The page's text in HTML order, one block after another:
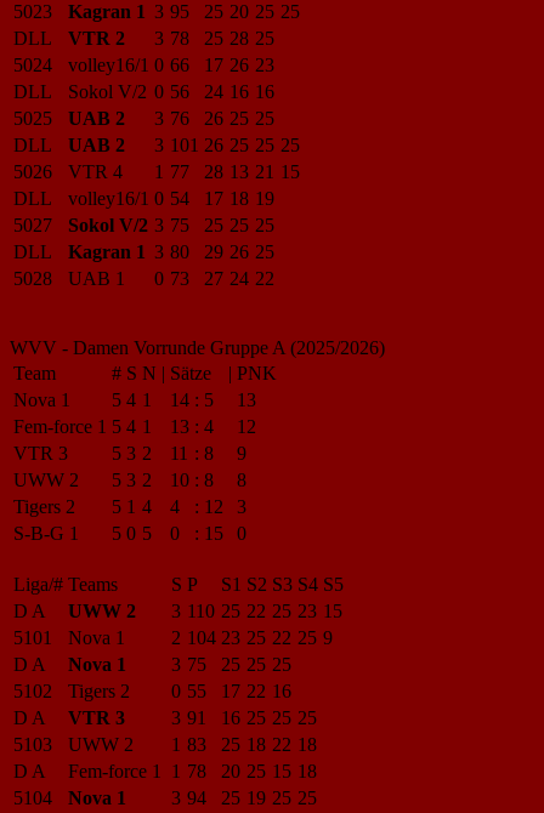
5023
Kagran 1 3 95 25 20 25 25
DLL
VTR 2 3 78 25 28 25
5024
volley16/1 0 66 17 26 23
DLL
Sokol V/2 0 56 24 16 16
5025
UAB 2 3 76 26 25 25
DLL
UAB 2 3 101 26 25 25 25
5026
VTR 4 1 77 28 13 21 15
DLL
volley16/1 0 54 17 18 19
5027
Sokol V/2 3 75 25 25 25
DLL
Kagran 1 3 80 29 26 25
5028
UAB 1 0 73 27 24 22
WVV - Damen Vorrunde Gruppe A (2025/2026)
Team
# S N | Sätze | PNK
Nova 1
5 4 1 14 : 5
13
Fem-force 1 5 4 1 13 : 4
12
VTR 3
5 3 2 11 : 8
9
UWW 2
5 3 2 10 : 8
8
Tigers 2
5 1 4 4 : 12
3
S-B-G 1
5 0 5 0 : 15 0
Liga/# Teams S P S1 S2 S3 S4 S5
D A
UWW 2 3 110 25 22 25 23 15
5101
Nova 1 2 104 23 25 22 25 9
D A
Nova 1 3 75 25 25 25
5102
Tigers 2 0 55 17 22 16
D A
VTR 3 3 91 16 25 25 25
5103
UWW 2 1 83 25 18 22 18
D A
Fem-force 1 1 78 20 25 15 18
5104
Nova 1 3 94 25 19 25 25